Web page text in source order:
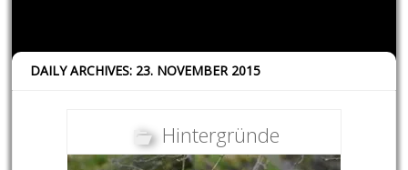
DAILY ARCHIVES: 23. NOVEMBER 2015
Hintergründe